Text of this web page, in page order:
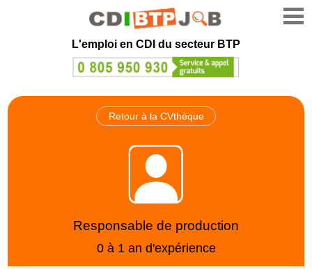
L'emploi en CDI du secteur BTP
Retour à la CVthèque
Responsable de production
0 à 1 an d'expérience